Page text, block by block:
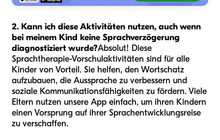
2. Kann ich diese Aktivitäten nutzen, auch wenn
bei meinem Kind keine Sprachverzögerung
diagnostiziert wurde?Absolut! Diese
Sprachtherapie-Vorschulaktivitäten sind für alle
Kinder von Vorteil. Sie helfen, den Wortschatz
aufzubauen, die Aussprache zu verbessern und
soziale Kommunikationsfähigkeiten zu fördern. Viele
Eltern nutzen unsere App einfach, um ihren Kindern
einen Vorsprung auf ihrer Sprachentwicklungsreise
zu verschaffen.